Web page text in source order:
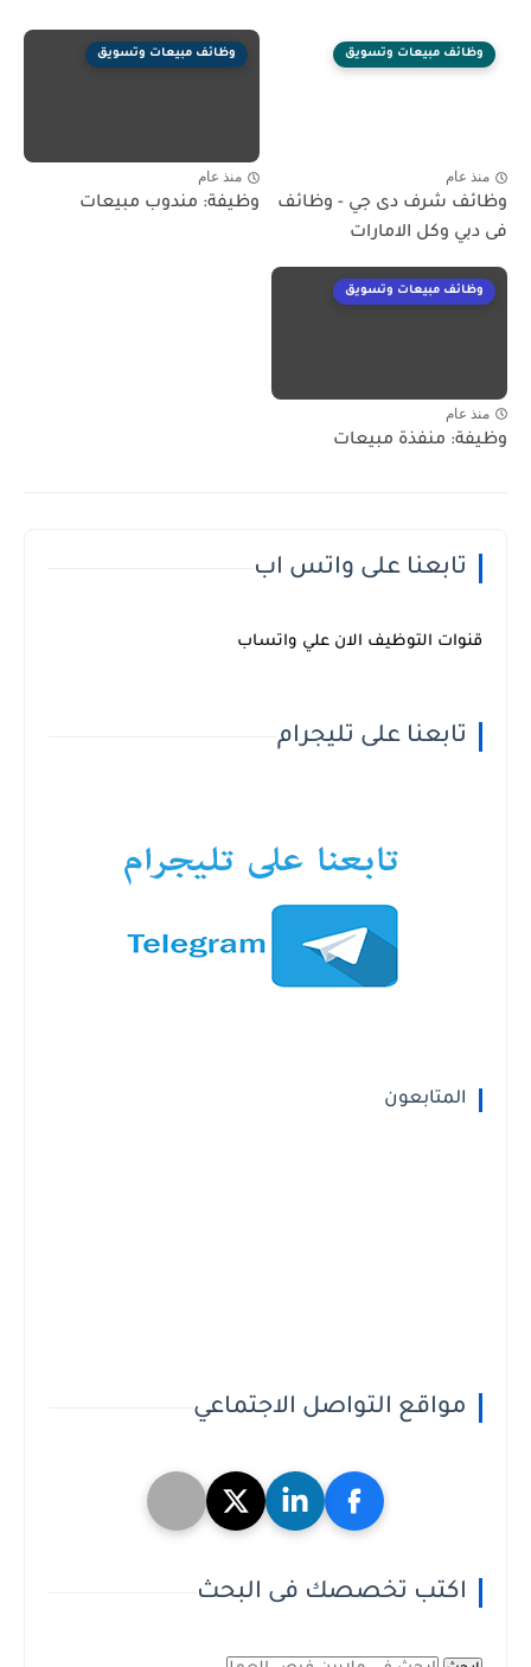
وظائف مبيعات وتسويق
منذ عام
وظائف شرف دى جي - وظائف
فى دبي وكل الامارات
وظائف مبيعات وتسويق
منذ عام
وظيفة: مندوب مبيعات
وظائف مبيعات وتسويق
منذ عام
وظيفة: منفذة مبيعات
تابعنا على واتس اب
قنوات التوظيف الان علي واتساب
تابعنا على تليجرام
المتابعون
مواقع التواصل الاجتماعي
اكتب تخصصك فى البحث